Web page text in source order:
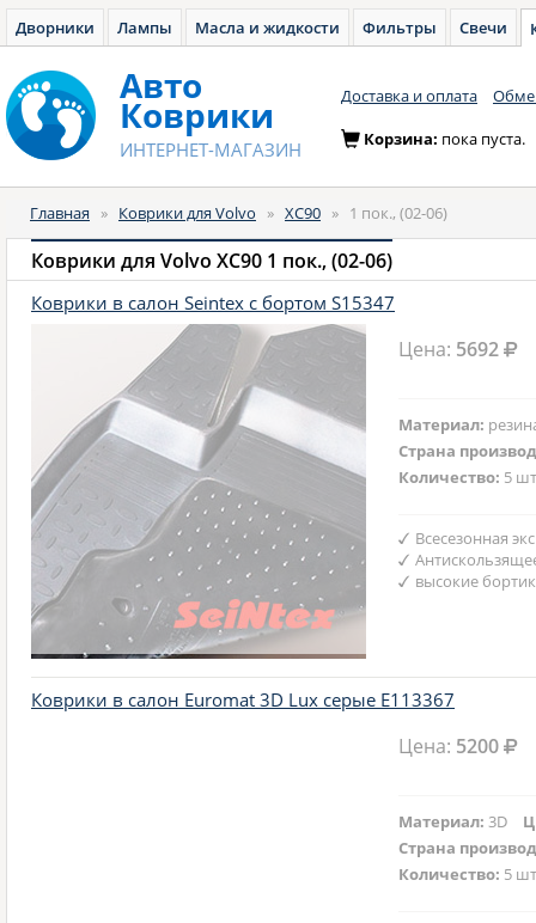
Дворники Лампы Масла и жидкости Фильтры Свечи
Авто
Коврики
ИНТЕРНЕТ-МАГАЗИН
Доставка и оплата
Корзина: пока пуста.
Главная » Коврики для Volvo » XC90 » 1 пок., (02-06)
Коврики для Volvo XC90 1 пок., (02-06)
Коврики в салон Seintex с бортом S15347
Цена: 5692
Материал:
Страна
Количество: 5
Всесезонная
высокие
Коврики в салон Euromat 3D Lux серые E113367
Цена: 5200
Материал:3D
Страна
Количество: 5